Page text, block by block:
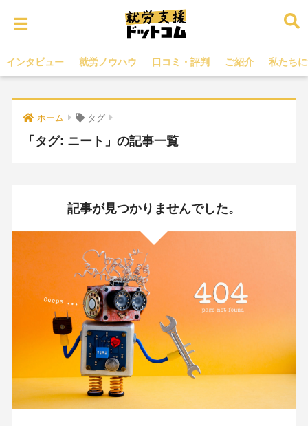
インタビュー 就労ノウハウ 口コミ・評判 ご紹介 私たち
ホーム タグ
「タグ: ニート 」の記事一覧
記事が見つかりませんでした。